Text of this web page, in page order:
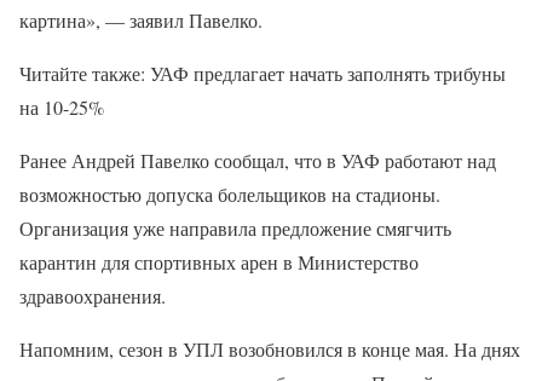
картина», — заявил Павелко.
Читайте также: УАФ предлагает начать заполнять трибуны
на 10-25%
Ранее Андрей Павелко сообщал, что в УАФ работают над
возможностью допуска болельщиков на стадионы.
Организация уже направила предложение смягчить
карантин для спортивных арен в Министерство
здравоохранения.
Напомним, сезон в УПЛ возобновился в конце мая. На днях